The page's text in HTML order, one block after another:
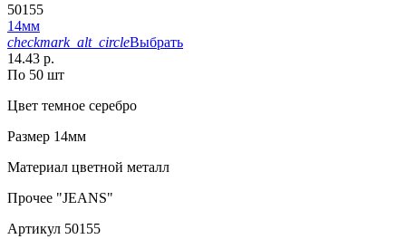
50155
14мм
checkmark_alt_circleВыбрать
14.43 р.
По 50 шт
Цвет темное серебро
Размер 14мм
Материал цветной металл
Прочее "JEANS"
Артикул 50155